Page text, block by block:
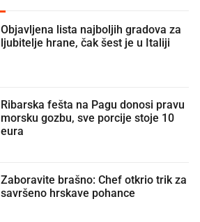
Objavljena lista najboljih gradova za
ljubitelje hrane, čak šest je u Italiji
Ribarska fešta na Pagu donosi pravu
morsku gozbu, sve porcije stoje 10
eura
Zaboravite brašno: Chef otkrio trik za
savršeno hrskave pohance